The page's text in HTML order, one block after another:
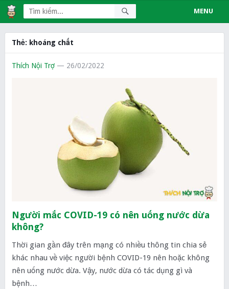
MENU
Thẻ: khoáng chất
Thích Nội Trợ — 26/02/2022
Người mắc COVID-19 có nên uống nước dừa
không?
Thời gian gần đây trên mạng có nhiều thông tin chia sẻ
khác nhau về việc người bệnh COVID-19 nên hoặc không
nên uống nước dừa. Vậy, nước dừa có tác dụng gì và
bệnh…